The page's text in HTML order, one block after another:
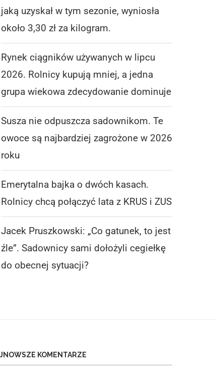
jaką uzyskał w tym sezonie, wyniosła
około 3,30 zł za kilogram.
Rynek ciągników używanych w lipcu
2026. Rolnicy kupują mniej, a jedna
grupa wiekowa zdecydowanie dominuje
Susza nie odpuszcza sadownikom. Te
owoce są najbardziej zagrożone w 2026
roku
Emerytalna bajka o dwóch kasach.
Rolnicy chcą połączyć lata z KRUS i ZUS
Jacek Pruszkowski: „Co gatunek, to jest
źle”. Sadownicy sami dołożyli cegiełkę
do obecnej sytuacji?
KOMENTARZE